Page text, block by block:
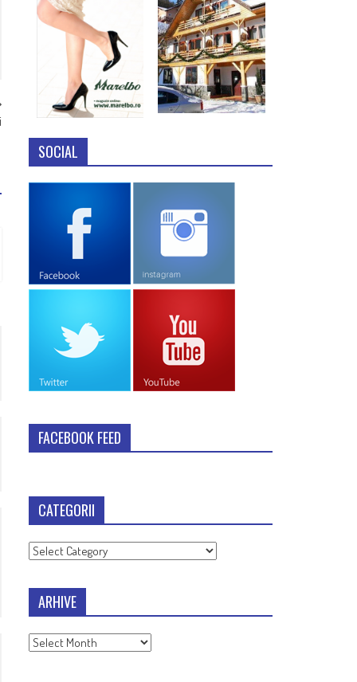
SOCIAL
FACEBOOK FEED
CATEGORII
Categorii
ARHIVE
Arhive